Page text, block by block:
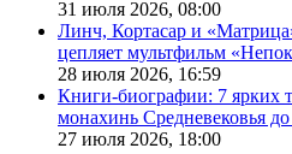
31 июля 2026, 08:00
Линч, Кортасар и
цепляет мультфильм
28 июля 2026, 16:59
Книги-биографии: 7 ярких
монахинь Средневековья
27 июля 2026, 18:00